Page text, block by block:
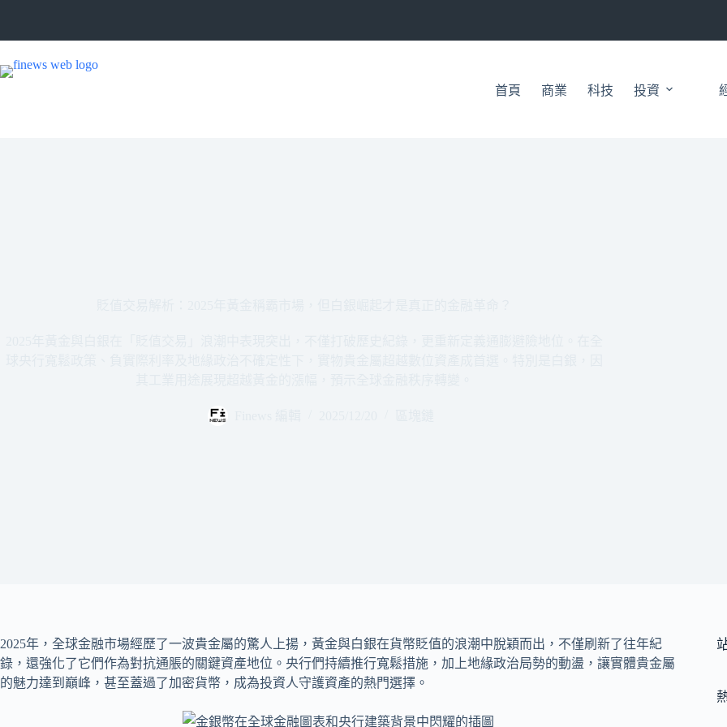
要
首頁 商業 科技 投資
2025年，全球金融市場經歷了一波貴金屬的驚人上揚，黃金與白銀在貨幣貶值的浪潮中脫穎而出，不僅刷新了往年紀
錄，還強化了它們作為對抗通脹的關鍵資產地位。央行們持續推行寬鬆措施，加上地緣政治局勢的動盪，讓實體貴金屬
的魅力達到巔峰，甚至蓋過了加密貨幣，成為投資人守護資產的熱門選擇。